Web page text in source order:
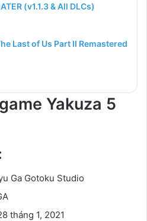
(v1.1.3 & All DLCs)
Last of Us Part II Remastered
Yakuza 5
Ga Gotoku Studio
tháng 1, 2021